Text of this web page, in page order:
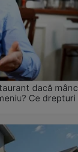
dacă
Ce drepturi